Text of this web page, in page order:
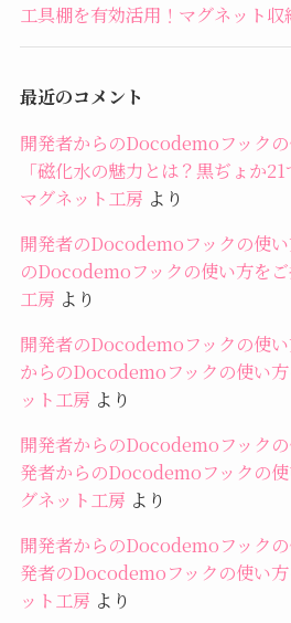
工具棚を有効活用！マグネット収
最近のコメント
開発者からのDocodemoフック
「磁化水の魅力とは？黒ぢょか
マグネット工房 より
開発者のDocodemoフックの使
のDocodemoフックの使い方を
工房 より
開発者のDocodemoフックの使
からのDocodemoフックの使い
ット工房 より
開発者からのDocodemoフック
発者からのDocodemoフックの
グネット工房 より
開発者からのDocodemoフック
発者のDocodemoフックの使い
ット工房 より